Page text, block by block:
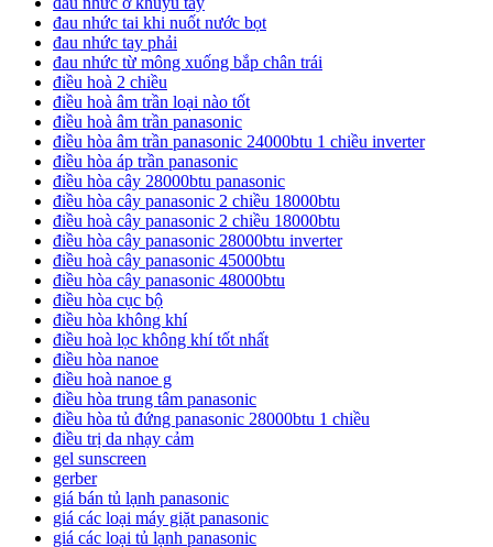
đau nhức tai khi nuốt nước bọt
đau nhức tay phải
đau nhức từ mông xuống bắp chân trái
điều hoà 2 chiều
điều hoà âm trần loại nào tốt
điều hoà âm trần panasonic
điều hòa âm trần panasonic 24000btu 1 chiều inverter
điều hòa áp trần panasonic
điều hòa cây 28000btu panasonic
điều hòa cây panasonic 2 chiều 18000btu
điều hoà cây panasonic 2 chiều 18000btu
điều hòa cây panasonic 28000btu inverter
điều hoà cây panasonic 45000btu
điều hòa cây panasonic 48000btu
điều hòa cục bộ
điều hòa không khí
điều hoà lọc không khí tốt nhất
điều hòa nanoe
điều hoà nanoe g
điều hòa trung tâm panasonic
điều hòa tủ đứng panasonic 28000btu 1 chiều
điều trị da nhạy cảm
gel sunscreen
gerber
giá bán tủ lạnh panasonic
giá các loại máy giặt panasonic
giá các loại tủ lạnh panasonic